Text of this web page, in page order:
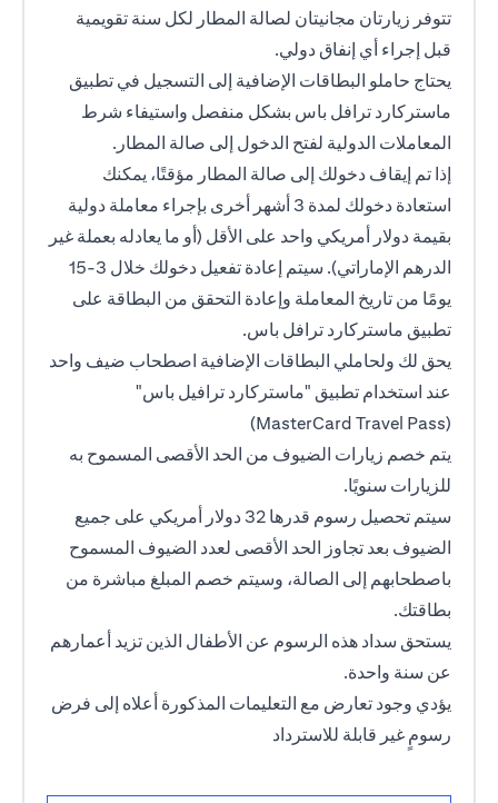
تتوفر زيارتان مجانيتان لصالة المطار لكل سنة تقويمية
قبل إجراء أي إنفاق دولي.
يحتاج حاملو البطاقات الإضافية إلى التسجيل في تطبيق
ماستركارد ترافل باس بشكل منفصل واستيفاء شرط
المعاملات الدولية لفتح الدخول إلى صالة المطار.
إذا تم إيقاف دخولك إلى صالة المطار مؤقتًا، يمكنك
استعادة دخولك لمدة 3 أشهر أخرى بإجراء معاملة دولية
بقيمة دولار أمريكي واحد على الأقل (أو ما يعادله بعملة غير
الدرهم الإماراتي). سيتم إعادة تفعيل دخولك خلال 3-15
يومًا من تاريخ المعاملة وإعادة التحقق من البطاقة على
تطبيق ماستركارد ترافل باس.
يحق لك ولحاملي البطاقات الإضافية اصطحاب ضيف واحد
عند استخدام تطبيق "ماستركارد ترافيل باس"
(MasterCard Travel Pass)
يتم خصم زيارات الضيوف من الحد الأقصى المسموح به
للزيارات سنويًا.
سيتم تحصيل رسوم قدرها 32 دولار أمريكي على جميع
الضيوف بعد تجاوز الحد الأقصى لعدد الضيوف المسموح
باصطحابهم إلى الصالة، وسيتم خصم المبلغ مباشرة من
بطاقتك.
يستحق سداد هذه الرسوم عن الأطفال الذين تزيد أعمارهم
عن سنة واحدة.
يؤدي وجود تعارض مع التعليمات المذكورة أعلاه إلى فرض
رسومٍ غير قابلة للاسترداد